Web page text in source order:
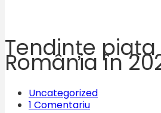
Tendințe
România în
Uncategorized
1 Comentariu